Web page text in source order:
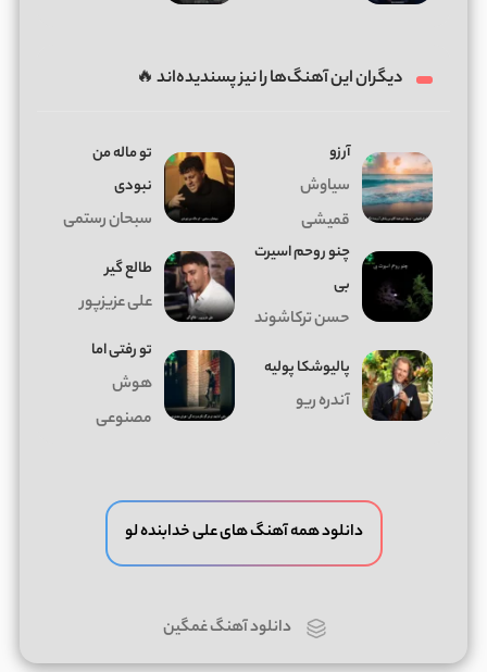
دیگران این آهنگ‌ها را نیز پسندیده‌اند 🔥
آرزو
سیاوش
قمیشی
تو ماله من
نبودی
سبحان رستمی
چنو روحم اسیرت
بی
حسن ترکاشوند
طالع گیر
علی عزیزپور
پالیوشکا پولیه
آندره ریو
تو رفتی اما
هوش
مصنوعی
دانلود همه آهنگ های علی خدابنده لو
دانلود آهنگ غمگین